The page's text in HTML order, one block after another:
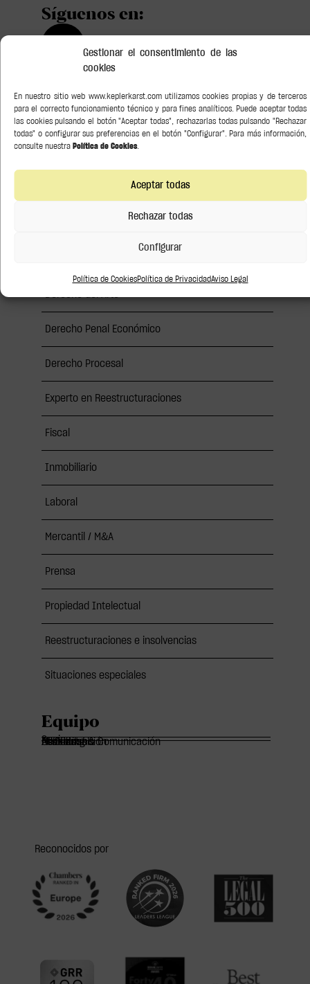
Gestionar el consentimiento de las
cookies
En nuestro sitio web www.keplerkarst.com utilizamos cookies propias y de terceros
para el correcto funcionamiento técnico y para fines analíticos. Puede aceptar todas
las cookies pulsando el botón "Aceptar todas", rechazarlas todas pulsando "Rechazar
todas" o configurar sus preferencias en el botón "Configurar". Para más información,
consulte nuestra Política de Cookies.
Aceptar todas
Rechazar todas
Configurar
Política de CookiesPolítica de PrivacidadAviso Legal
Síguenos en:
Buscar
Categorías
Bancario y Financiero
Derecho Penal Económico
Derecho Procesal
Experto en Reestructuraciones
Fiscal
Inmobiliario
Laboral
Mercantil / M&A
Prensa
Propiedad Intelectual
Reestructuraciones e insolvencias
Situaciones especiales
Equipo
Socios
Of Counsels
Asociados
Marketing & Comunicación
Administración
Reconocidos por